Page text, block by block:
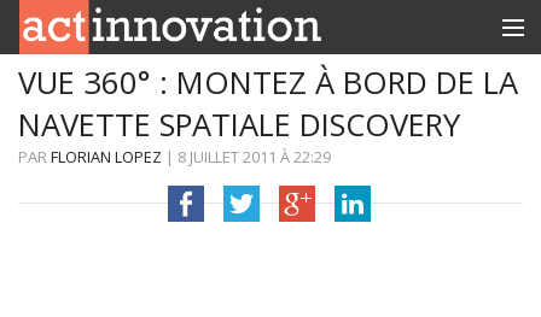
RUBRIQUES
INNOBOX
VUE 360° : MONTEZ À BORD DE LA
NAVETTE SPATIALE DISCOVERY
PARFLORIAN LOPEZ | 8 JUILLET 2011 À22:29